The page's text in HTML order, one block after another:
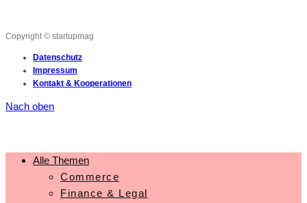
Copyright © startupmag
Datenschutz
Impressum
Kontakt & Kooperationen
Nach oben
Alle Themen
Commerce
Finance & Legal